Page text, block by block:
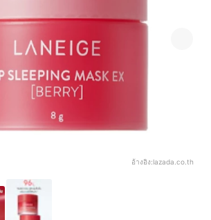
อ้างอิง:lazada.co.th